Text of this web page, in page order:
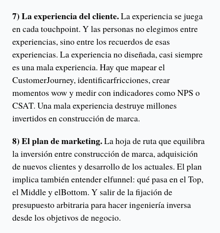
7) La experiencia del cliente.La experiencia se juega
en cada touchpoint. Y las personas no elegimos entre
experiencias, sino entre los recuerdos de esas
experiencias. La experiencia no diseñada, casi siempre
es una mala experiencia. Hay que mapear el
CustomerJourney, identificarfricciones, crear
momentos wow y medir con indicadores como NPS o
CSAT. Una mala experiencia destruye millones
invertidos en construcción de marca.
8) El plan de marketing.La hoja de ruta que equilibra
la inversión entre construcción de marca, adquisición
de nuevos clientes y desarrollo de los actuales. El plan
implica también entender elfunnel: qué pasa en el Top,
el Middle y elBottom. Y salir de la fijación de
presupuesto arbitraria para hacer ingeniería inversa
desde los objetivos de negocio.